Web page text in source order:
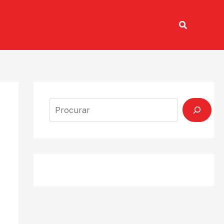
Pesquisar
Search